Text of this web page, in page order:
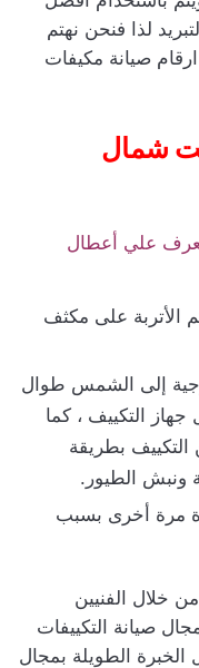
لذا فنحن نهتم
صيانة مكيفات
شمال
علي أعطال
الأتربة على مكثف
إلى الشمس طوال
جهاز التكييف ، كما
بطريقة
ونبش الطيور.
مرة أخرى بسبب
خلال الفنيين
صيانة التكييفات
الطويلة بمجال